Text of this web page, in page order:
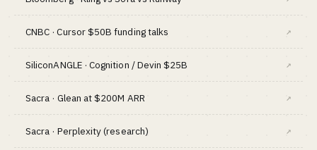
CNBC · Cursor $50B funding talks ↗
SiliconANGLE · Cognition / Devin $25B ↗
Sacra · Glean at $200M ARR ↗
Sacra · Perplexity (research) ↗